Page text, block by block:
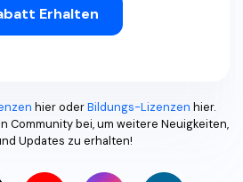
Erhalten
hier oderBildungs-Lizenzen hier.
Community bei, um weitere Neuigkeiten,
Updates zu erhalten!